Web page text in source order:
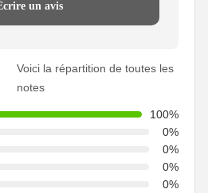
un avis
Voici la répartition de toutes les
notes
100%
0%
0%
0%
0%